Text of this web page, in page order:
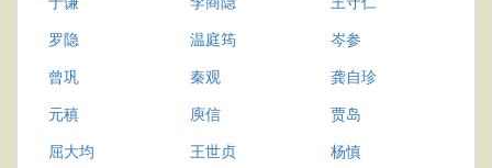
罗隐
温庭筠
岑参
曾巩
秦观
龚自珍
元稹
庾信
贾岛
屈大均
王世贞
杨慎